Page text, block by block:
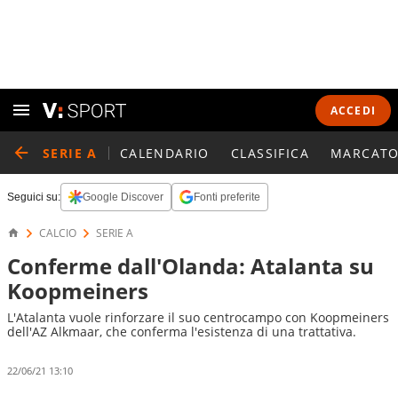
ACCEDI
SERIE A CALENDARIO CLASSIFICA
Seguici su: Google Discover Fonti preferite
CALCIO SERIE A
Conferme dall'Olanda: Atalanta su
Koopmeiners
L'Atalanta vuole rinforzare il suo centrocampo con Koopmeiners
dell'AZ Alkmaar, che conferma l'esistenza di una trattativa.
22/06/21 13:10